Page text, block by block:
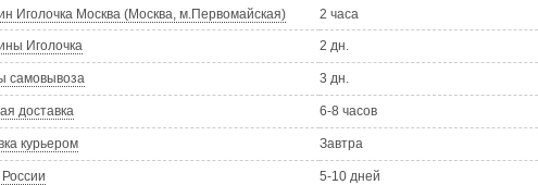
Иголочка Москва (Москва, м.Первомайская) 2 часа
Иголочка 2 дн.
самовывоза 3 дн.
доставка 6-8 часов
курьером Завтра
5-10 дней